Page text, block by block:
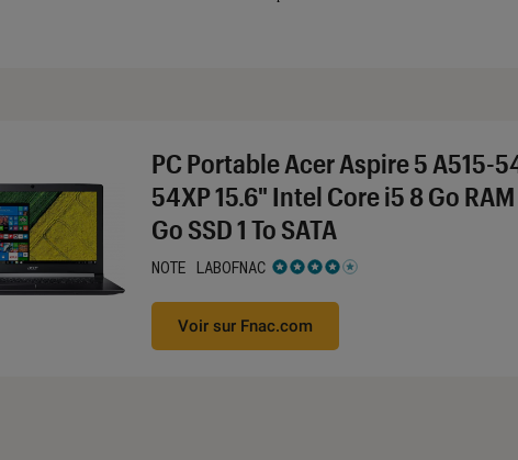
Les notes de ce graphique sont à retrouver dans
PC Portable Acer Aspire 5 A515-
54XP 15.6" Intel Core i5 8 Go
Go SSD 1 To SATA
NOTE LABOFNAC
Noté 4 étoiles sur 5
Voir sur Fnac.com